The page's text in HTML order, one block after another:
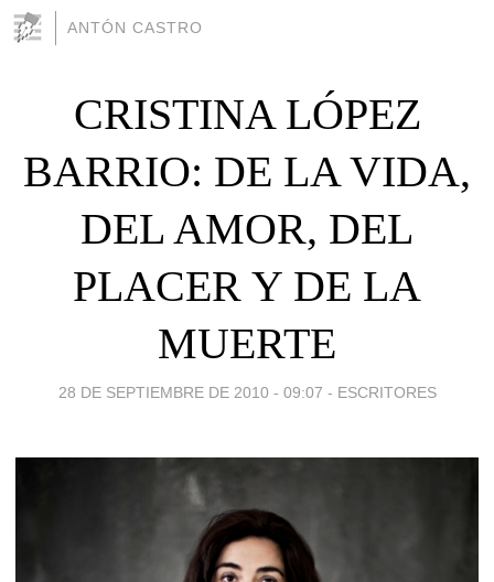
ANTÓN CASTRO
CRISTINA LÓPEZ
BARRIO: DE LA VIDA,
DEL AMOR, DEL
PLACER Y DE LA
MUERTE
28 DE SEPTIEMBRE DE 2010 - 09:07 - ESCRITORES